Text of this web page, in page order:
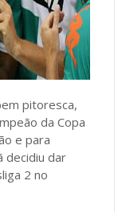
pitoresca,
da Copa
e para
decidiu dar
2 no